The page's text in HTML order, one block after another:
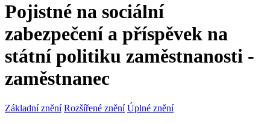
Pojistné na sociální
zabezpečení a příspěvek na
státní politiku zaměstnanosti -
zaměstnanec
Základní znění Rozšířené znění Úplné znění